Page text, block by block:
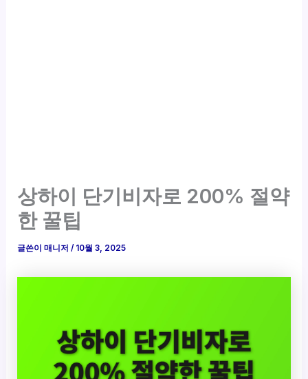
상하이 단기비자로 200% 절약
한 꿀팁
글쓴이매니저/ 10월 3, 2025